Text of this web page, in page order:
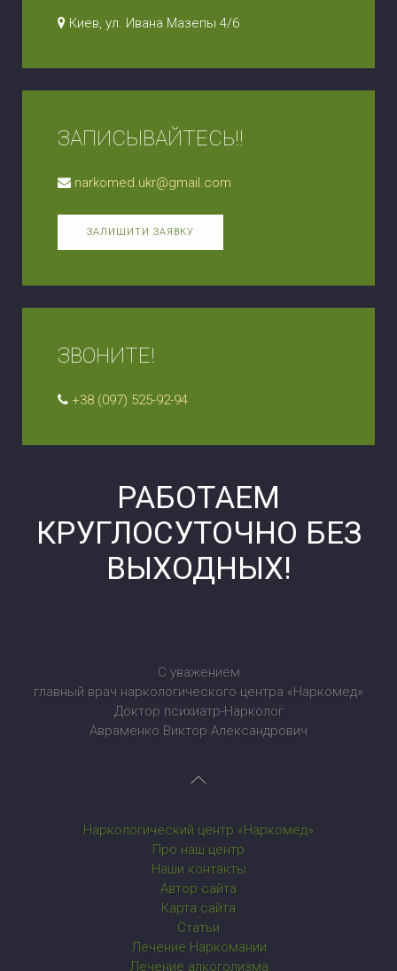
Киев, ул. Ивана Мазепы 4/6
ЗАПИСЫВАЙТЕСЬ!!
narkomed.ukr@gmail.com
ЗАЛИШИТИ ЗАЯВКУ
ЗВОНИТЕ!
+38 (097) 525-92-94
РАБОТАЕМ
КРУГЛОСУТОЧНО БЕЗ
ВЫХОДНЫХ!
С уважением
главный врач наркологического центра «Наркомед»
Доктор психиатр-Нарколог
Авраменко Виктор Александрович
Наркологический центр «Наркомед»
Про наш центр
Наши контакты
Автор сайта
Карта сайта
Статьи
Лечение Наркомании
Лечение алкоголизма